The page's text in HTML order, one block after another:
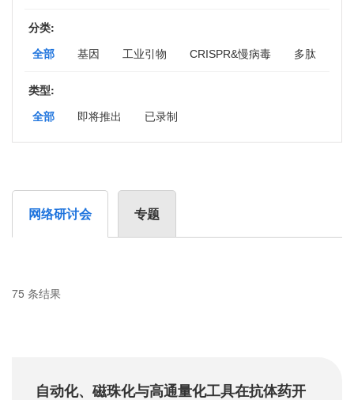
分类:
全部 基因 工业引物 CRISPR&慢病毒 多肽
类型:
全部 即将推出 已录制
网络研讨会 专题
75 条结果
自动化、磁珠化与高通量化工具在抗体药开